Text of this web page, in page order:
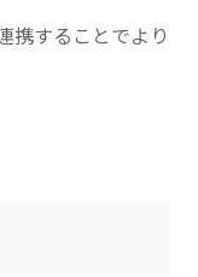
携することでより